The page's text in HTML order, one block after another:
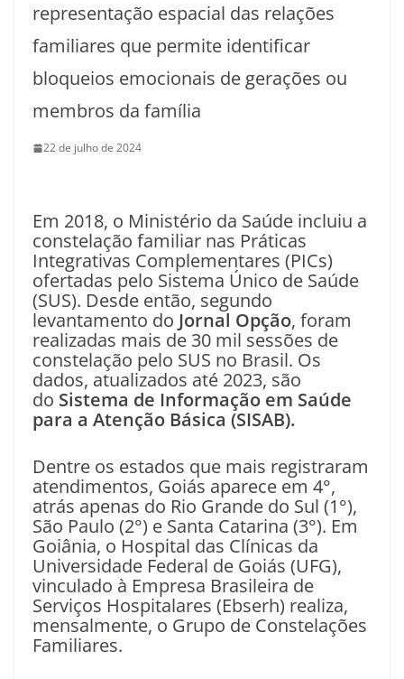
representação espacial das relações
familiares que permite identificar
bloqueios emocionais de gerações ou
membros da família
22 de julho de 2024
Em 2018, o Ministério da Saúde incluiu a
constelação familiar nas Práticas
Integrativas Complementares (PICs)
ofertadas pelo Sistema Único de Saúde
(SUS). Desde então, segundo
levantamento do Jornal Opção, foram
realizadas mais de 30 mil sessões de
constelação pelo SUS no Brasil. Os
dados, atualizados até 2023, são
do Sistema de Informação em Saúde
para a Atenção Básica (SISAB).
Dentre os estados que mais registraram
atendimentos, Goiás aparece em 4°,
atrás apenas do Rio Grande do Sul (1°),
São Paulo (2°) e Santa Catarina (3°). Em
Goiânia, o Hospital das Clínicas da
Universidade Federal de Goiás (UFG),
vinculado à Empresa Brasileira de
Serviços Hospitalares (Ebserh) realiza,
mensalmente, o Grupo de Constelações
Familiares.